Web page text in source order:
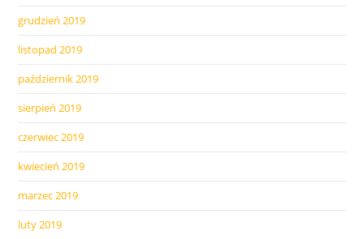
grudzień 2019
listopad 2019
październik 2019
sierpień 2019
czerwiec 2019
kwiecień 2019
marzec 2019
luty 2019